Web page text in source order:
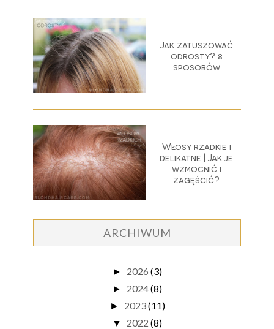
Jak zatuszować
odrosty? 8
sposobów
Włosy rzadkie i
delikatne | Jak je
wzmocnić i
zagęścić?
ARCHIWUM
► 2026 (3)
► 2024(8)
► 2023(11)
▼ 2022 (8)